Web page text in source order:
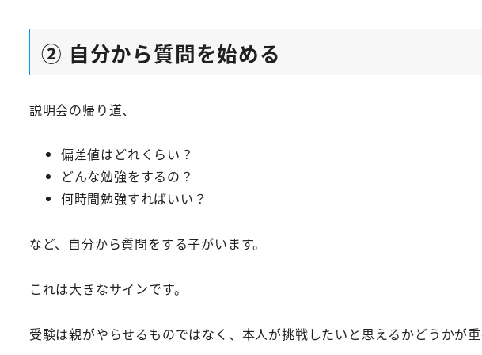
② 自分から質問を始める
説明会の帰り道、
偏差値はどれくらい？
どんな勉強をするの？
何時間勉強すればいい？
など、自分から質問をする子がいます。
これは大きなサインです。
受験は親がやらせるものではなく、本人が挑戦したいと思えるかどうかが重